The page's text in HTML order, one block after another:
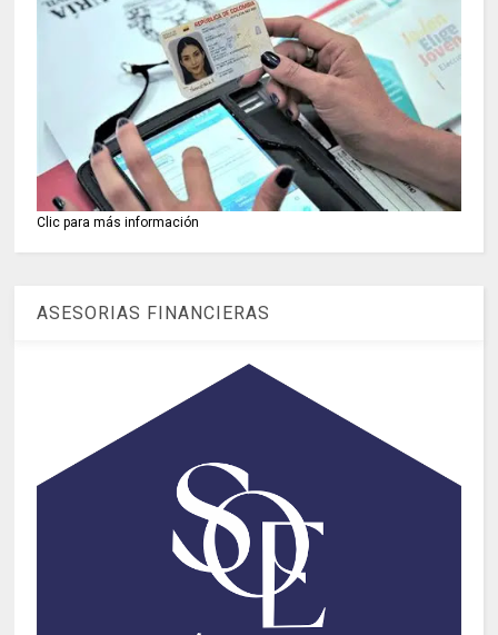
Clic para más información
ASESORIAS FINANCIERAS